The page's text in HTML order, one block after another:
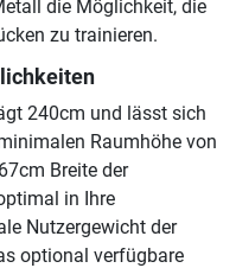
die Möglichkeit, die
zu trainieren.
240cm und lässt sich
Raumhöhe von
Breite der
in Ihre
Nutzergewicht der
optional verfügbare